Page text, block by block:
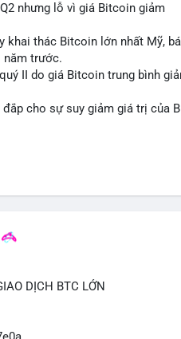
nhưng lỗ vì giá Bitcoin giảm
khai thác Bitcoin lớn nhất Mỹ,
năm trước.
II do giá Bitcoin trung bình
cho sự suy giảm giá trị của
DỊCH BTC LỚN